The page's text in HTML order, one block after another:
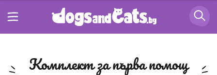
комплект за първа помощ